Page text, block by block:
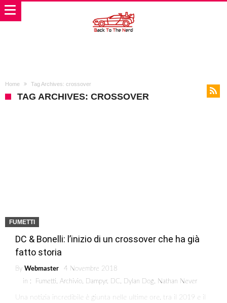
Home Tag Archives: crossover
TAG ARCHIVES: CROSSOVER
FUMETTI
DC & Bonelli: l’inizio di un crossover che ha già
fatto storia
By Webmaster
4 Novembre 2018
in :
Fumetti, Archivio, Dampyr, DC, Dylan Dog, Nathan Never
Una notizia incredibile è giunta nelle ultime ore, tra il 2019 e il